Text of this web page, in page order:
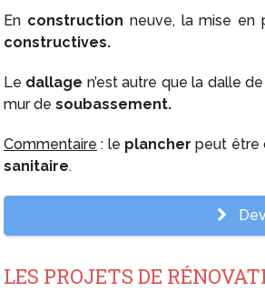
En construction neuve, la mise en
constructives.
Le dallage n’est autre que la dalle de
mur de soubassement.
Commentaire : le plancher peut être
sanitaire.
LES PROJETS DE